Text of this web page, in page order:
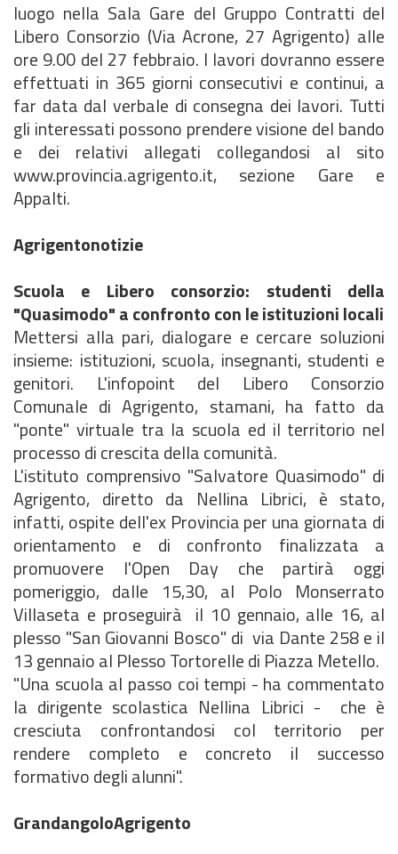
luogo nella Sala Gare del Gruppo Contratti del
Libero Consorzio (Via Acrone, 27 Agrigento) alle
ore 9.00 del 27 febbraio. I lavori dovranno essere
effettuati in 365 giorni consecutivi e continui, a
far data dal verbale di consegna dei lavori. Tutti
gli interessati possono prendere visione del bando
e dei relativi allegati collegandosi al sito
www.provincia.agrigento.it, sezione Gare e
Appalti.
Agrigentonotizie
Scuola e Libero consorzio: studenti della
"Quasimodo" a confronto con le istituzioni locali
Mettersi alla pari, dialogare e cercare soluzioni
insieme: istituzioni, scuola, insegnanti, studenti e
genitori. L'infopoint del Libero Consorzio
Comunale di Agrigento, stamani, ha fatto da
"ponte" virtuale tra la scuola ed il territorio nel
processo di crescita della comunità.
L'istituto comprensivo "Salvatore Quasimodo" di
Agrigento, diretto da Nellina Librici, è stato,
infatti, ospite dell'ex Provincia per una giornata di
orientamento e di confronto finalizzata a
promuovere l'Open Day che partirà oggi
pomeriggio, dalle 15,30, al Polo Monserrato
Villaseta e proseguirà il 10 gennaio, alle 16, al
plesso "San Giovanni Bosco" di via Dante 258 e il
13 gennaio al Plesso Tortorelle di Piazza Metello.
"Una scuola al passo coi tempi - ha commentato
la dirigente scolastica Nellina Librici - che è
cresciuta confrontandosi col territorio per
rendere completo e concreto il successo
formativo degli alunni".
GrandangoloAgrigento